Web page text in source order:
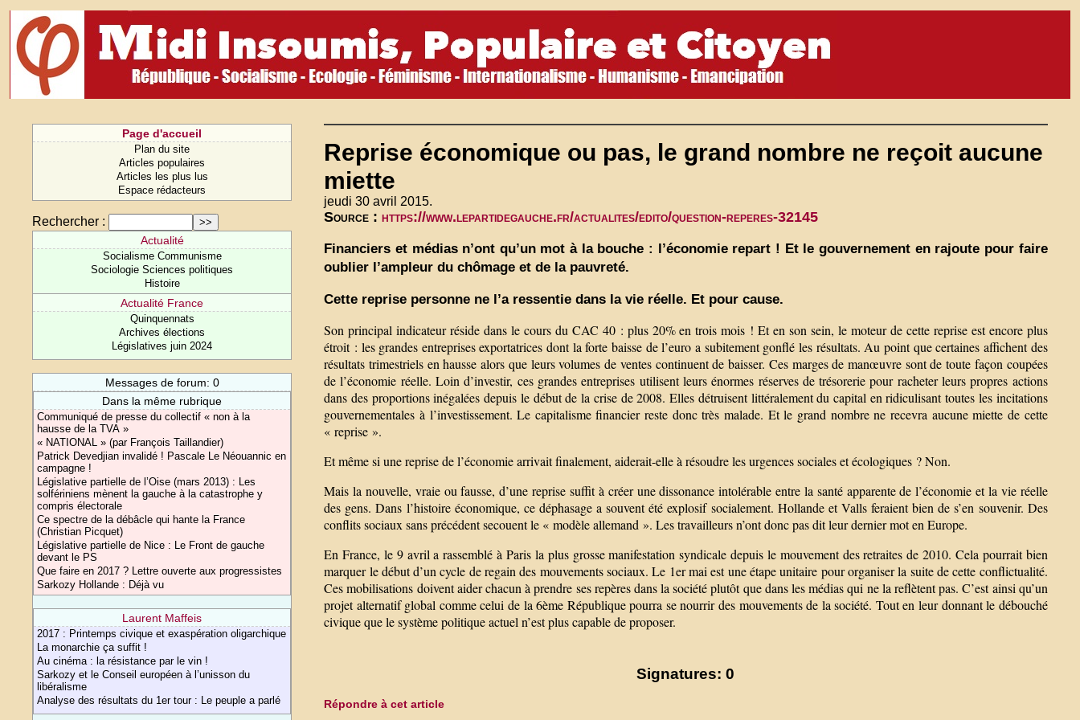
Page d'accueil
Plan du site
Articles populaires
Articles les plus lus
Espace rédacteurs
Rechercher :
Actualité
Socialisme Communisme
Sociologie Sciences politiques
Histoire
Actualité France
Quinquennats
Archives élections
Législatives juin 2024
Messages de forum: 0
Dans la même rubrique
Communiqué de presse du collectif « non à la
hausse de la TVA »
« NATIONAL » (par François Taillandier)
Patrick Devedjian invalidé ! Pascale Le Néouannic en
campagne !
Législative partielle de l’Oise (mars 2013) : Les
solfériniens mènent la gauche à la catastrophe y
compris électorale
Ce spectre de la débâcle qui hante la France
(Christian Picquet)
Législative partielle de Nice : Le Front de gauche
devant le PS
Que faire en 2017 ? Lettre ouverte aux progressistes
Sarkozy Hollande : Déjà vu
Laurent Maffeis
2017 : Printemps civique et exaspération oligarchique
La monarchie ça suffit !
Au cinéma : la résistance par le vin !
Sarkozy et le Conseil européen à l’unisson du
libéralisme
Analyse des résultats du 1er tour : Le peuple a parlé
Reprise économique ou pas, le grand nombre ne reçoit aucune
miette
jeudi 30 avril 2015.
Source :https://www.lepartidegauche.fr/actualites/edito/question-reperes-32145
Financiers et médias n’ont qu’un mot à la bouche : l’économie repart ! Et le gouvernement en rajoute pour faire
oublier l’ampleur du chômage et de la pauvreté.
Cette reprise personne ne l’a ressentie dans la vie réelle. Et pour cause.
Son principal indicateur réside dans le cours du CAC 40 : plus 20% en trois mois ! Et en son sein, le moteur de cette reprise est encore plus
étroit : les grandes entreprises exportatrices dont la forte baisse de l’euro a subitement gonflé les résultats. Au point que certaines affichent des
résultats trimestriels en hausse alors que leurs volumes de ventes continuent de baisser. Ces marges de manœuvre sont de toute façon coupées
de l’économie réelle. Loin d’investir, ces grandes entreprises utilisent leurs énormes réserves de trésorerie pour racheter leurs propres actions
dans des proportions inégalées depuis le début de la crise de 2008. Elles détruisent littéralement du capital en ridiculisant toutes les incitations
gouvernementales à l’investissement. Le capitalisme financier reste donc très malade. Et le grand nombre ne recevra aucune miette de cette
« reprise ».
Et même si une reprise de l’économie arrivait finalement, aiderait-elle à résoudre les urgences sociales et écologiques ? Non.
Mais la nouvelle, vraie ou fausse, d’une reprise suffit à créer une dissonance intolérable entre la santé apparente de l’économie et la vie réelle
des gens. Dans l’histoire économique, ce déphasage a souvent été explosif socialement. Hollande et Valls feraient bien de s’en souvenir. Des
conflits sociaux sans précédent secouent le « modèle allemand ». Les travailleurs n’ont donc pas dit leur dernier mot en Europe.
En France, le 9 avril a rassemblé à Paris la plus grosse manifestation syndicale depuis le mouvement des retraites de 2010. Cela pourrait bien
marquer le début d’un cycle de regain des mouvements sociaux. Le 1er mai est une étape unitaire pour organiser la suite de cette conflictualité.
Ces mobilisations doivent aider chacun à prendre ses repères dans la société plutôt que dans les médias qui ne la reflètent pas. C’est ainsi qu’un
projet alternatif global comme celui de la 6ème République pourra se nourrir des mouvements de la société. Tout en leur donnant le débouché
civique que le système politique actuel n’est plus capable de proposer.
Signatures: 0
Répondre à cet article